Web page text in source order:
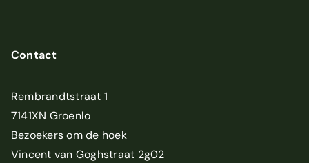
Contact
Rembrandtstraat 1
7141XN Groenlo
Bezoekers om de hoek
Vincent van Goghstraat 2g02